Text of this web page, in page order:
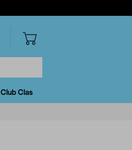
Club Clas